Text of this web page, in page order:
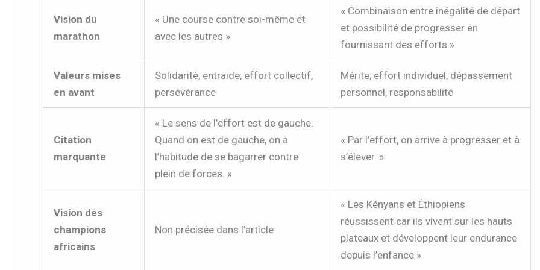
Vision du
marathon
« Une course contre soi-même et
avec les autres »
« Combinaison entre inégalité de départ
et possibilité de progresser en
fournissant des efforts »
Valeurs mises
en avant
Solidarité, entraide, effort collectif,
persévérance
Mérite, effort individuel, dépassement
personnel, responsabilité
Citation
marquante
« Le sens de l’effort est de gauche.
Quand on est de gauche, on a
l’habitude de se bagarrer contre
plein de forces. »
« Par l’effort, on arrive à progresser et à
s’élever. »
Vision des
champions
africains
Non précisée dans l’article
« Les Kényans et Éthiopiens
réussissent car ils vivent sur les hauts
plateaux et développent leur endurance
depuis l’enfance »